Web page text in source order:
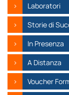
Laboratori
Storie di
In Presenza
A Distanza
Voucher